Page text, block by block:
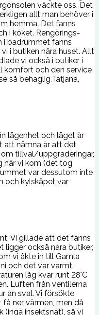
väckte oss. Det
allt man behöver i
hemma. Det fanns
i köket. Rengörings-
i badrummet fanns
i butiken nära huset. Allt
vi också i butiker i
komfort och den service
så behaglig.Tatjana,
lägenhet och läget är
att nämna är att det
tillval/uppgraderingar,
när vi kom (det tog
var dessutom inte
och kylskåpet var
Vi gillade att det fanns
också nära butiker,
vi åkte in till Gamla
och det var varmt.
låg kvar runt 28°C
Luften från ventilerna
än sval. Vi försökte
ner värmen, men då
(inga insektsnät), så vi